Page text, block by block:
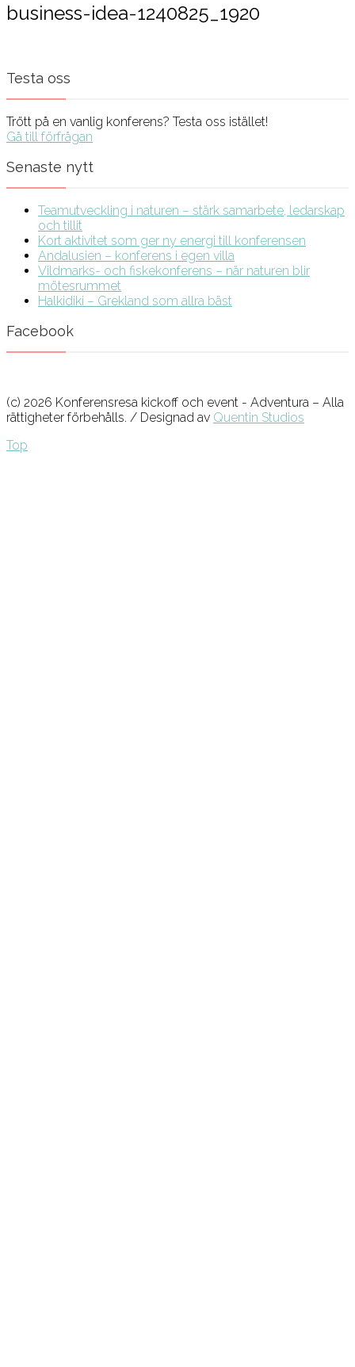
business-idea-1240825_1920
Testa oss
Trött på en vanlig konferens? Testa oss istället!
Gå till förfrågan
Senaste nytt
Teamutveckling i naturen – stärk samarbete, ledarskap
och tillit
Kort aktivitet som ger ny energi till konferensen
Andalusien – konferens i egen villa
Vildmarks- och fiskekonferens – när naturen blir
mötesrummet
Halkidiki – Grekland som allra bäst
Facebook
(c) 2026 Konferensresa kickoff och event - Adventura – Alla
rättigheter förbehålls. / Designad av Quentin Studios
Top